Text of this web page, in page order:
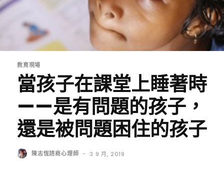
教育現場
當孩子在課堂上睡著時
——是有問題的孩子，
還是被問題困住的孩子
陳志恆諮商心理師 - 3 9 月, 2019